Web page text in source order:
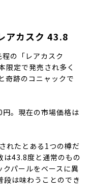
アカスク 43.8
の「レアカスク
限定で発売され多く
奇跡のコニャックで
。現在の市場価格は
れたとある1つの樽だ
は43.8度と通常のもの
パールをベースに異
段は味わうことのでき